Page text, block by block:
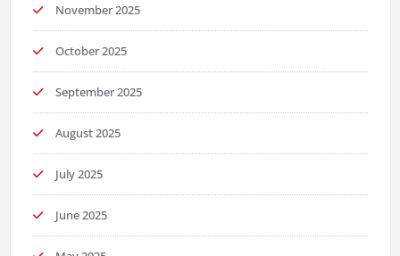
November 2025
October 2025
September 2025
August 2025
July 2025
June 2025